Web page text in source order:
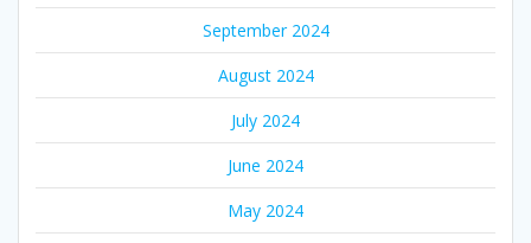
September 2024
August 2024
July 2024
June 2024
May 2024